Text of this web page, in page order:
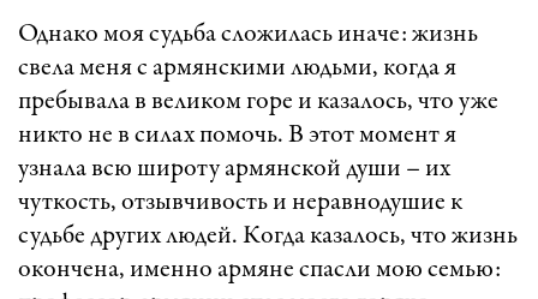
Однако моя судьба сложилась иначе: жизнь
свела меня с армянскими людьми, когда я
пребывала в великом горе и казалось, что уже
никто не в силах помочь. В этот момент я
узнала всю широту армянской души – их
чуткость, отзывчивость и неравнодушие к
судьбе других людей. Когда казалось, что жизнь
окончена, именно армяне спасли мою семью: